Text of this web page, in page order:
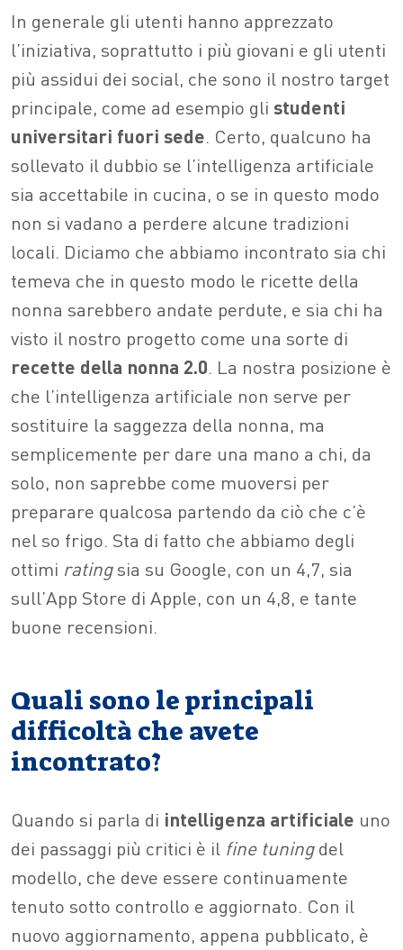
In generale gli utenti hanno apprezzato
l’iniziativa, soprattutto i più giovani e gli utenti
più assidui dei social, che sono il nostro target
principale, come ad esempio gli studenti
universitari fuori sede. Certo, qualcuno ha
sollevato il dubbio se l’intelligenza artificiale
sia accettabile in cucina, o se in questo modo
non si vadano a perdere alcune tradizioni
locali. Diciamo che abbiamo incontrato sia chi
temeva che in questo modo le ricette della
nonna sarebbero andate perdute, e sia chi ha
visto il nostro progetto come una sorte di
recette della nonna 2.0. La nostra posizione è
che l’intelligenza artificiale non serve per
sostituire la saggezza della nonna, ma
semplicemente per dare una mano a chi, da
solo, non saprebbe come muoversi per
preparare qualcosa partendo da ciò che c’è
nel so frigo. Sta di fatto che abbiamo degli
ottimi ratingsia su Google, con un 4,7, sia
sull’App Store di Apple, con un 4,8, e tante
buone recensioni.
Quali sono le principali
difficoltà che avete
incontrato?
Quando si parla di intelligenza artificiale uno
dei passaggi più critici è il fine tuningdel
modello, che deve essere continuamente
tenuto sotto controllo e aggiornato. Con il
nuovo aggiornamento, appena pubblicato, è